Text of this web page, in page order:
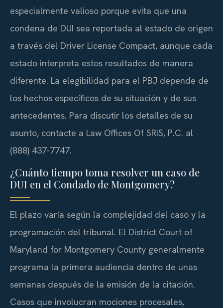
especialmente valioso porque evita que una
condena de DUI sea reportada al estado de origen
a través del Driver License Compact, aunque cada
estado interpreta estos resultados de manera
diferente. La elegibilidad para el PBJ depende de
los hechos específicos de su situación y de sus
antecedentes. Para discutir los detalles de su
asunto, contacte a Law Offices Of SRIS, P.C. al
(888) 437-7747.
¿Cuánto tiempo toma resolver un caso de
DUI en el Condado de Montgomery?
El plazo varía según la complejidad del caso y la
programación del tribunal. El District Court of
Maryland for Montgomery County generalmente
programa la primera audiencia dentro de unas
semanas después de la emisión de la citación.
Casos que involucran mociones procesales,